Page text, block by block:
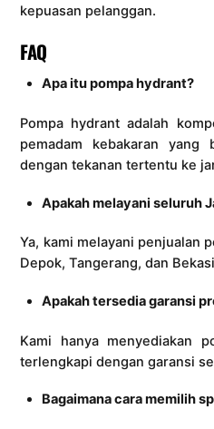
kepuasan pelanggan.
FAQ
Apa itu pompa hydrant?
Pompa hydrant adalah
pemadam kebakaran yang
dengan tekanan tertentu ke
Apakah melayani seluruh
Ya, kami melayani penjualan
Depok, Tangerang, dan
Apakah tersedia garansi
Kami hanya menyediakan
terlengkapi dengan garansi
Bagaimana cara memilih